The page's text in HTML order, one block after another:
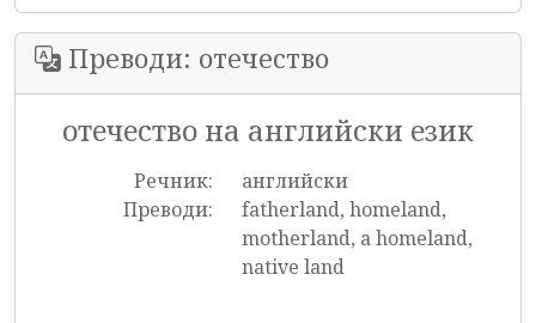
Преводи: отечество
отечество на английски език
Речник:
английски
Преводи:
fatherland, homeland,
motherland, a homeland,
native land